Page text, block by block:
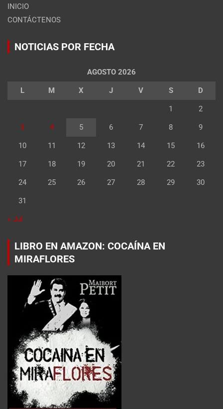
INICIO
CONTÁCTENOS
NOTICIAS POR FECHA
AGOSTO 2026
L M X J V S D
1 2
3 4 5 6 7 8 9
10 11 12 13 14 15 16
17 18 19 20 21 22 23
24 25 26 27 28 29 30
31
« Jul
LIBRO EN AMAZON: COCAÍNA EN
MIRAFLORES